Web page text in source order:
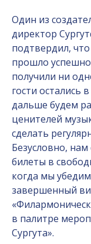
Один из
директор
подтвердил,
прошло
получили ни
гости остались
дальше будем
ценителей
сделать
Безусловно,
билеты в
когда мы
завершенный
в палитре
Сургута».